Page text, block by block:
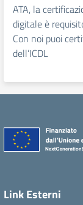
ATA, la
digitale è
Con noi puoi
dell’ICDL
Link Esterni